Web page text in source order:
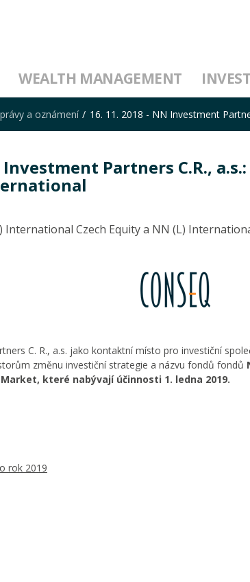
WEALTH MANAGEMENT
a oznámení 16. 11. 2018 - NN Investment
Investment Partners C.R.,
International Czech Equity a NN (L)
C. R., a.s. jako kontaktní místo pro investiční
změnu investiční strategie a názvu fondů fondů
které nabývají účinnosti 1. ledna 2019.
rok 2019